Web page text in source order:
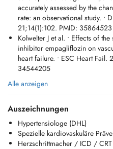
accurately assessed by the
rate: an observational study. •
21;14(1):102. PMID: 35864523
Kolwelter J et al. • Effects of
inhibitor empagliflozin on
heart failure. • ESC Heart
34544205
Alle anzeigen
Auszeichnungen
Hypertensiologe (DHL)
Spezielle kardiovaskuläre
Herzschrittmacher / ICD / CRT